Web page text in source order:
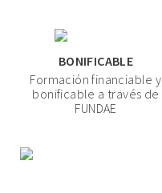
BONIFICABLE
Formación financiable y
bonificable a través de
FUNDAE